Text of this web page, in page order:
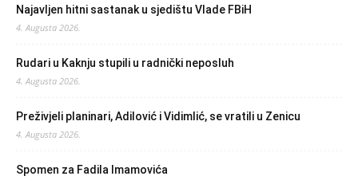
Najavljen hitni sastanak u sjedištu Vlade FBiH
4. Augusta 2026.
Rudari u Kaknju stupili u radnički neposluh
4. Augusta 2026.
Preživjeli planinari, Adilović i Vidimlić, se vratili u Zenicu
4. Augusta 2026.
Spomen za Fadila Imamovića